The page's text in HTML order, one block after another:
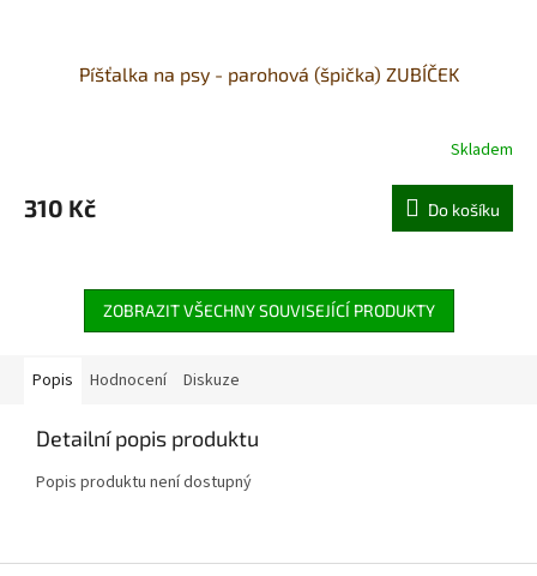
Píšťalka na psy - parohová (špička) ZUBÍČEK
Skladem
310 Kč Do košíku
ZOBRAZIT VŠECHNY SOUVISEJÍCÍ PRODUKTY
Popis Hodnocení Diskuze
Detailní popis produktu
Popis produktu není dostupný